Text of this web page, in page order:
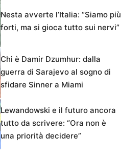
Nesta avverte l’Italia: “Siamo più
forti, ma si gioca tutto sui nervi”
Chi è Damir Dzumhur: dalla
guerra di Sarajevo al sogno di
sfidare Sinner a Miami
Lewandowski e il futuro ancora
tutto da scrivere: “Ora non è
una priorità decidere”